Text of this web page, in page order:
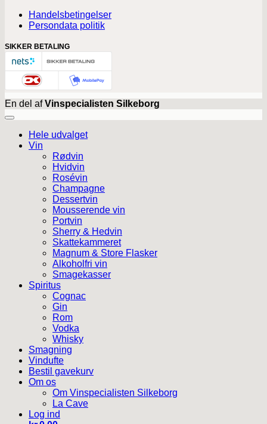
Handelsbetingelser
Persondata politik
SIKKER BETALING
En del afVinspecialisten Silkeborg
Hele udvalget
Vin
Rødvin
Hvidvin
Rosévin
Champagne
Dessertvin
Mousserende vin
Portvin
Sherry & Hedvin
Skattekammeret
Magnum & Store Flasker
Alkoholfri vin
Smagekasser
Spiritus
Cognac
Gin
Rom
Vodka
Whisky
Smagning
Vindufte
Bestil gavekurv
Om os
Om Vinspecialisten Silkeborg
La Cave
Log ind